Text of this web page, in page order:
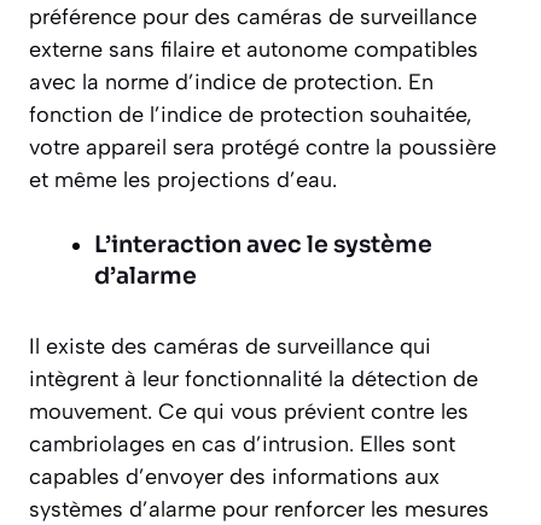
préférence pour des caméras de surveillance
externe sans filaire et autonome compatibles
avec la norme d’indice de protection. En
fonction de l’indice de protection souhaitée,
votre appareil sera protégé contre la poussière
et même les projections d’eau.
L’interaction avec le système
d’alarme
Il existe des caméras de surveillance qui
intègrent à leur fonctionnalité la détection de
mouvement. Ce qui vous prévient contre les
cambriolages en cas d’intrusion. Elles sont
capables d’envoyer des informations aux
systèmes d’alarme pour renforcer les mesures